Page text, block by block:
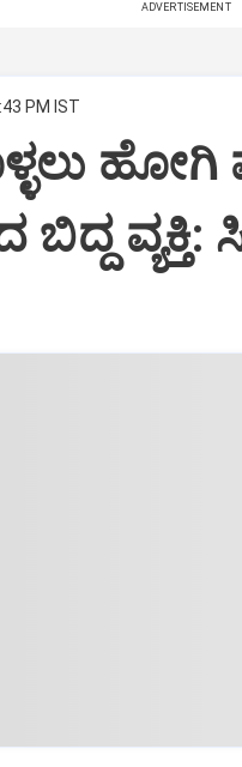
ADVERTISEMENT
PM IST
ವ್ಯಕ್ತಿ: